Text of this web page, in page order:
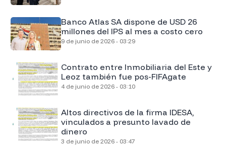
Banco Atlas SA dispone de USD 26
millones del IPS al mes a costo cero
9 de junio de 2026 - 03:29
Contrato entre Inmobiliaria del Este y
Leoz también fue pos-FIFAgate
4 de junio de 2026 - 03:10
Altos directivos de la firma IDESA,
vinculados a presunto lavado de
dinero
3 de junio de 2026 - 03:47